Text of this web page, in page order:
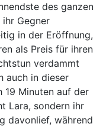
des ganzen
Gegner
in der Eröffnung,
als Preis für ihren
verdammt
auch in dieser
19 Minuten auf der
Lara, sondern ihr
davonlief, während